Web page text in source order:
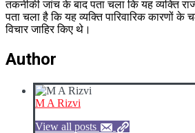
तकनीकी जांच के बाद पता चला कि यह व्यक्ति
पता चला है कि यह व्यक्ति पारिवारिक कारणों
विचार जाहिर किए थे।
Author
M A Rizvi
View all posts